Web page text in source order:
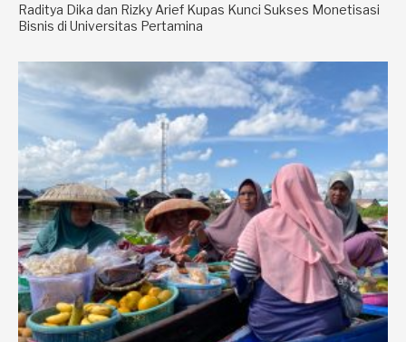
Raditya Dika dan Rizky Arief Kupas Kunci Sukses Monetisasi
Bisnis di Universitas Pertamina